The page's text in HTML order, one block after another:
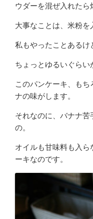
ウダーを混ぜ入れたら
大事なことは、米粉を
私もやったことあるけ
ちょっとゆるいぐらい
このパンケーキ、も
ナの味がします。
それなのに、バナナ
の。
オイルも甘味料も入
ーキなのです。